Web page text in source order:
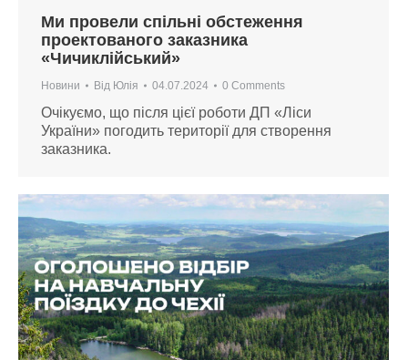
Ми провели спільні обстеження
проектованого заказника
«Чичиклійський»
Новини Від Юлія 04.07.2024 0 Comments
Очікуємо, що після цієї роботи ДП «Ліси
України» погодить території для створення
заказника.